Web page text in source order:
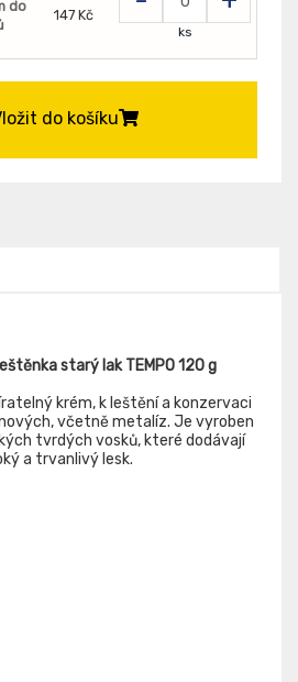
do
147 Kč
ks
do košíku
starý lak TEMPO 120 g
krém, k leštění a konzervaci
včetně metalíz. Je vyroben
tvrdých vosků, které dodávají
a trvanlivý lesk.